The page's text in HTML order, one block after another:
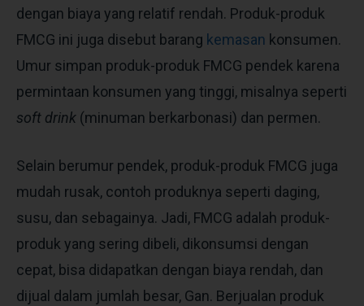
dengan biaya yang relatif rendah. Produk-produk
FMCG ini juga disebut barang kemasan konsumen.
Umur simpan produk-produk FMCG pendek karena
permintaan konsumen yang tinggi, misalnya seperti
soft drink (minuman berkarbonasi) dan permen.
Selain berumur pendek, produk-produk FMCG juga
mudah rusak, contoh produknya seperti daging,
susu, dan sebagainya. Jadi, FMCG adalah produk-
produk yang sering dibeli, dikonsumsi dengan
cepat, bisa didapatkan dengan biaya rendah, dan
dijual dalam jumlah besar, Gan. Berjualan produk